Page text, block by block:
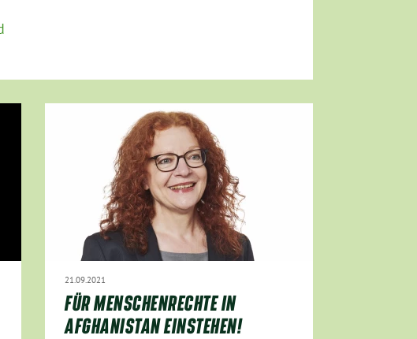
21.09.2021
FÜR MENSCHENRECHTE IN
AFGHANISTAN EINSTEHEN!